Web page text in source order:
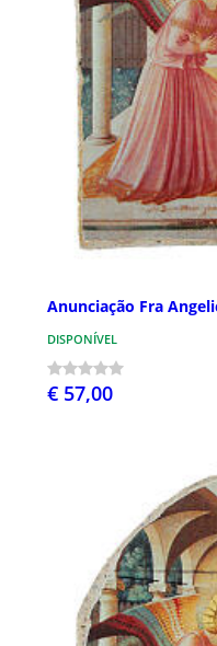
Anunciação Fra
DISPONÍVEL
€ 57,00